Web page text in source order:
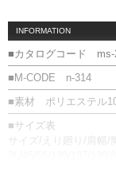
INFORMATION
■カタログコード ms-
■M-CODE n-314
■素材 ポリエステル
■サイズ表
サイズ/えり廻り/肩幅/